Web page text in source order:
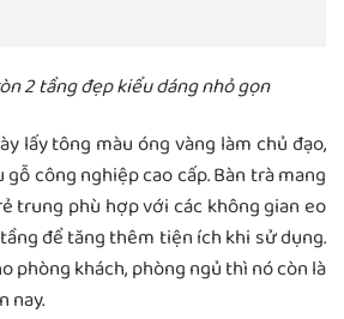
2 tầng đẹp kiểu dáng nhỏ gọn
lấy tông màu óng vàng làm chủ đạo,
công nghiệp cao cấp. Bàn trà mang
trung phù hợp với các không gian eo
để tăng thêm tiện ích khi sử dụng.
phòng khách, phòng ngủ thì nó còn là
nay.